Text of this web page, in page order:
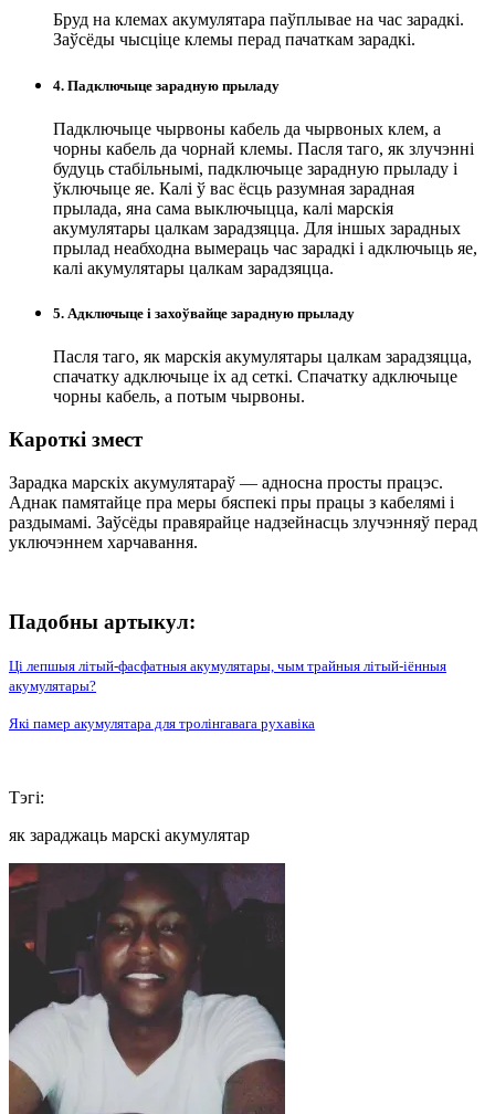
Бруд на клемах акумулятара паўплывае на час зарадкі.
Заўсёды чысціце клемы перад пачаткам зарадкі.
4. Падключыце зарадную прыладу
Падключыце чырвоны кабель да чырвоных клем, а
чорны кабель да чорнай клемы. Пасля таго, як злучэнні
будуць стабільнымі, падключыце зарадную прыладу і
ўключыце яе. Калі ў вас ёсць разумная зарадная
прылада, яна сама выключыцца, калі марскія
акумулятары цалкам зарадзяцца. Для іншых зарадных
прылад неабходна вымераць час зарадкі і адключыць яе,
калі акумулятары цалкам зарадзяцца.
5. Адключыце і захоўвайце зарадную прыладу
Пасля таго, як марскія акумулятары цалкам зарадзяцца,
спачатку адключыце іх ад сеткі. Спачатку адключыце
чорны кабель, а потым чырвоны.
Кароткі змест
Зарадка марскіх акумулятараў — адносна просты працэс.
Аднак памятайце пра меры бяспекі пры працы з кабелямі і
раздымамі. Заўсёды правярайце надзейнасць злучэнняў перад
уключэннем харчавання.
Падобны артыкул:
Ці лепшыя літый-фасфатныя акумулятары, чым трайныя літый-іённыя
акумулятары?
Які памер акумулятара для тролінгавага рухавіка
Тэгі:
як зараджаць марскі акумулятар